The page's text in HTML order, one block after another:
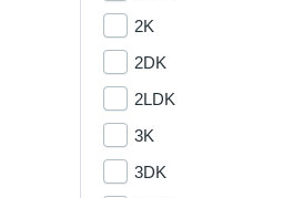
2K
2DK
2LDK
3K
3DK